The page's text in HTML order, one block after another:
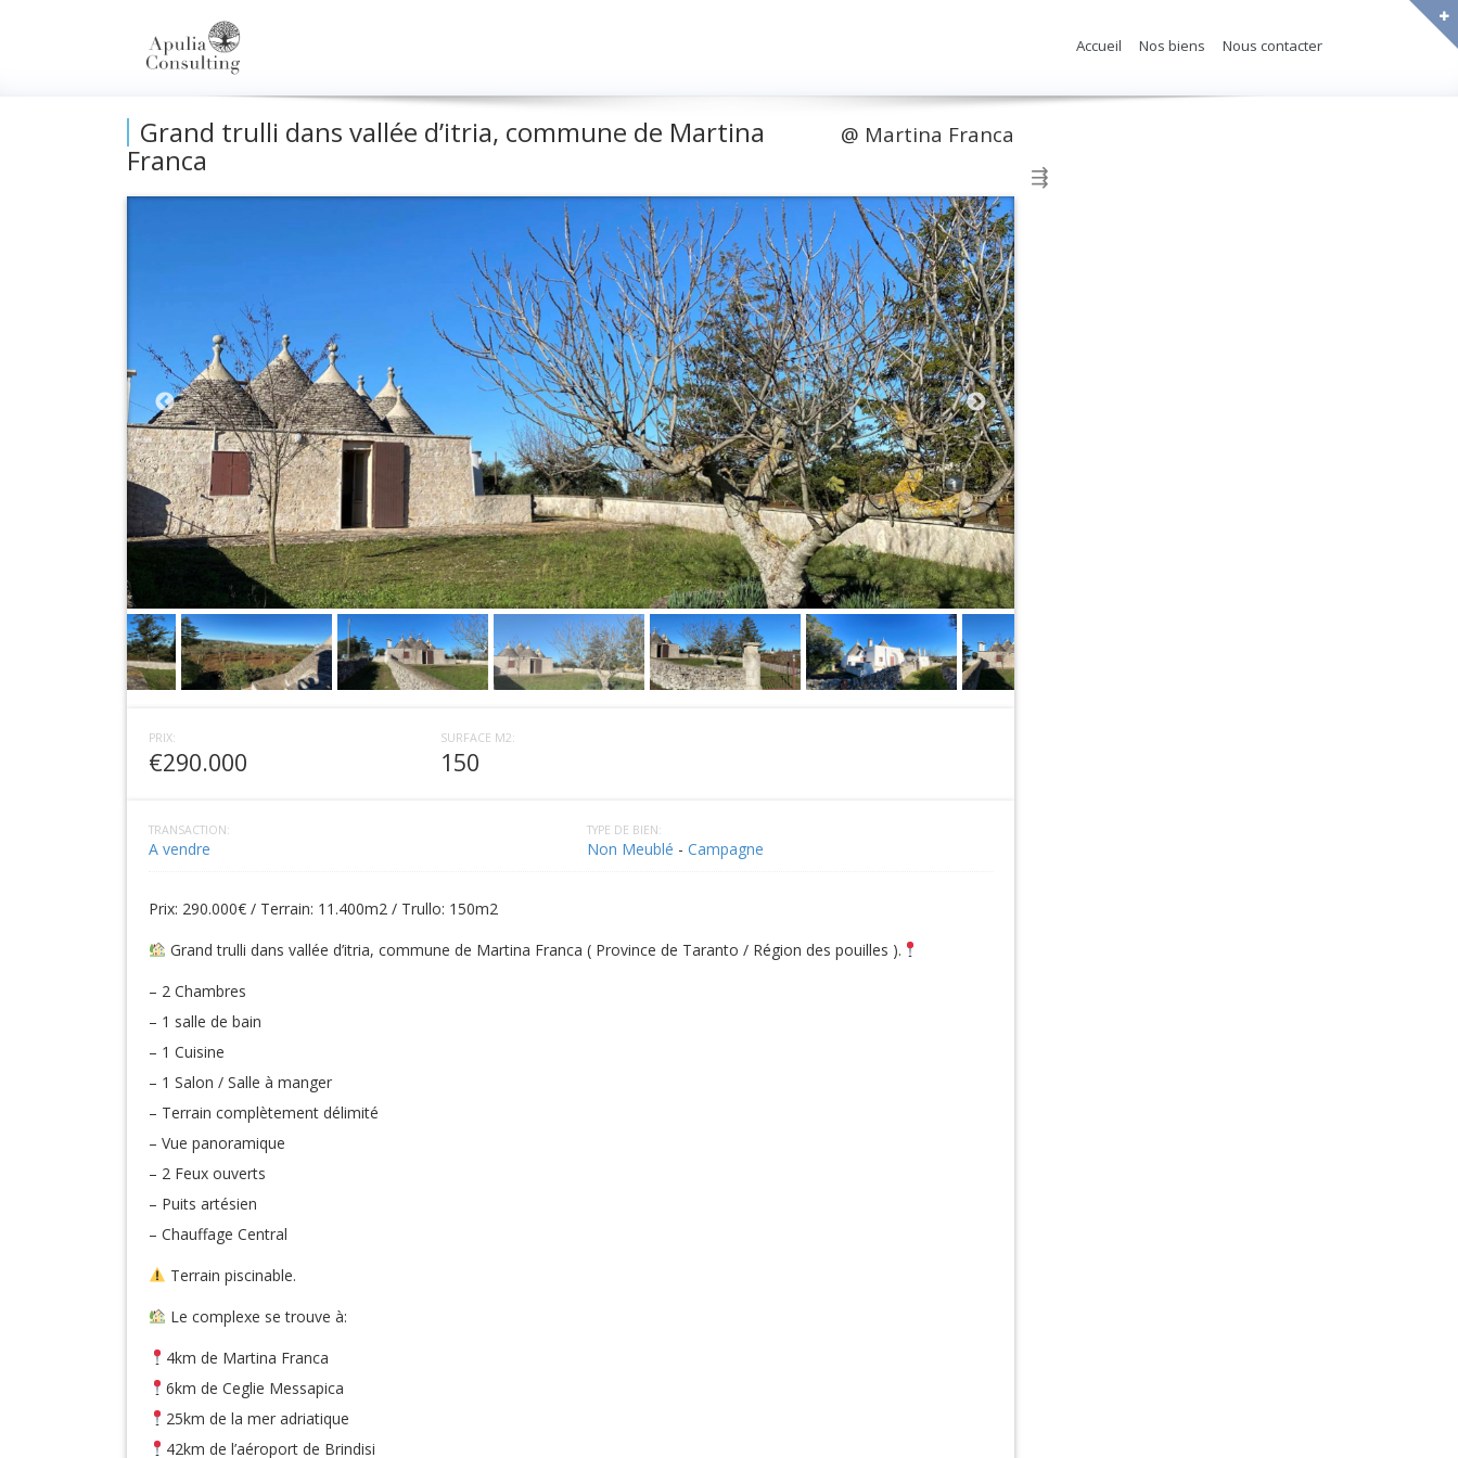
Accueil Nos biens Nous contacter
@ Martina Franca
Grand trulli dans vallée d’itria, commune de Martina
Franca
PRIX:
€290.000
SURFACE M2:
150
TRANSACTION:
A vendre
TYPE DE BIEN:
Non Meublé - Campagne
Prix: 290.000€ / Terrain: 11.400m2 / Trullo: 150m2
Grand trulli dans vallée d’itria, commune de Martina Franca ( Province de Taranto / Région des pouilles ).
– 2 Chambres
– 1 salle de bain
– 1 Cuisine
– 1 Salon / Salle à manger
– Terrain complètement délimité
– Vue panoramique
– 2 Feux ouverts
– Puits artésien
– Chauffage Central
Terrain piscinable.
Le complexe se trouve à:
4km de Martina Franca
6km de Ceglie Messapica
25km de la mer adriatique
42km de l’aéroport de Brindisi
⇶